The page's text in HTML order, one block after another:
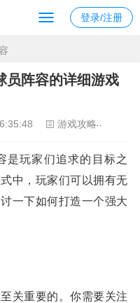
登录/注册
员阵容的详细游戏
游戏攻略
是玩家们追求的目标之
中，玩家们可以拥有无
一下如何打造一个强大
关重要的。你需要关注